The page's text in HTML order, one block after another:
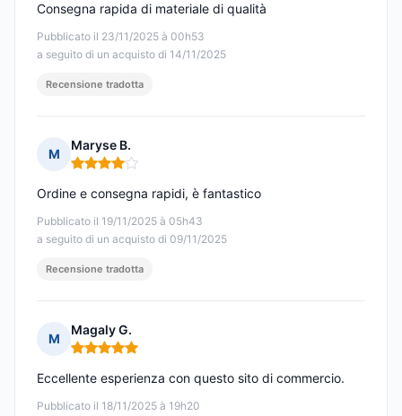
Pubblicato il 23/11/2025 à 00h53
a seguito di un acquisto di 14/11/2025
Consegna rapida di materiale di qualità
Recensione tradotta
M
Maryse B.
Nota: 4 su 5
Pubblicato il 19/11/2025 à 05h43
a seguito di un acquisto di 09/11/2025
Ordine e consegna rapidi, è fantastico
Recensione tradotta
M
Magaly G.
Nota: 5 su 5
Pubblicato il 18/11/2025 à 19h20
Eccellente esperienza con questo sito di commercio.